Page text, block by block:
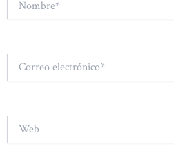
Correo
electrónico*
Web